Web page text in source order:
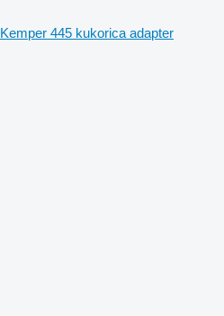
Kemper 445 kukorica adapter